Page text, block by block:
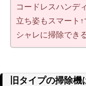
コードレスハンデ
立ち姿もスマート
シャレに掃除でき
旧タイプの掃除